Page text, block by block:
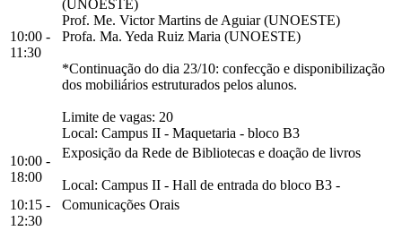
10:00 -
11:30
(UNOESTE)
Prof. Me. Victor Martins de Aguiar (UNOESTE)
Profa. Ma. Yeda Ruiz Maria (UNOESTE)
*Continuação do dia 23/10: confecção e disponibilização
dos mobiliários estruturados pelos alunos.
Limite de vagas: 20
Local: Campus II - Maquetaria - bloco B3
10:00 -
18:00
Exposição da Rede de Bibliotecas e doação de livros
Local: Campus II - Hall de entrada do bloco B3 -
10:15 -
12:30
Comunicações Orais